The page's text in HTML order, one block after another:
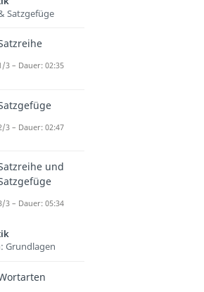
Satzgefüge
3 – Dauer: 02:35
3 – Dauer: 02:47
und
3 – Dauer: 05:34
Grundlagen